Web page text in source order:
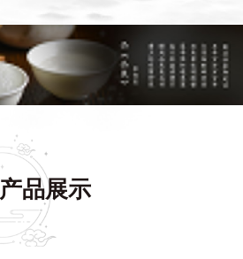
1 2
产品展示